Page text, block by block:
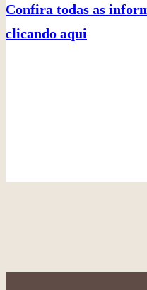
Confira todas as
clicando aqui